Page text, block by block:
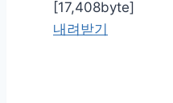
[17,408byte]
내려받기